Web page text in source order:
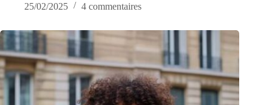
25/02/2025
4 commentaires